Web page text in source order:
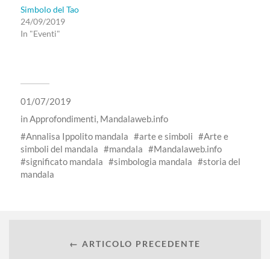
Simbolo del Tao
24/09/2019
In "Eventi"
01/07/2019
inApprofondimenti, Mandalaweb.info
Annalisa Ippolito mandala
arte e simboli
Arte e
simboli del mandala
mandala
Mandalaweb.info
significato mandala
simbologia mandala
storia del
mandala
← ARTICOLO PRECEDENTE